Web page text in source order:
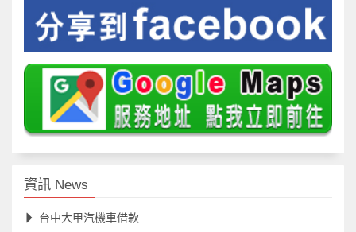
資訊 News
台中大甲汽機車借款